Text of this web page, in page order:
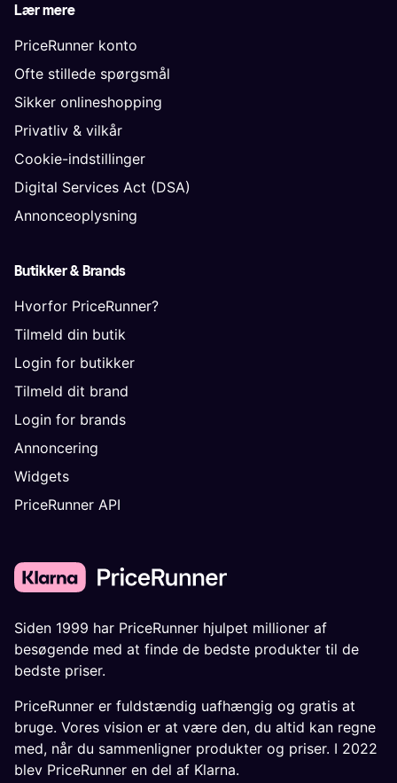
Lær mere
PriceRunner konto
Ofte stillede spørgsmål
Sikker onlineshopping
Privatliv & vilkår
Cookie-indstillinger
Digital Services Act (DSA)
Annonceoplysning
Butikker & Brands
Hvorfor PriceRunner?
Tilmeld din butik
Login for butikker
Tilmeld dit brand
Login for brands
Annoncering
Widgets
PriceRunner API
Siden 1999 har PriceRunner hjulpet millioner af
besøgende med at finde de bedste produkter til de
bedste priser.
PriceRunner er fuldstændig uafhængig og gratis at
bruge. Vores vision er at være den, du altid kan regne
med, når du sammenligner produkter og priser. I 2022
blev PriceRunner en del af Klarna.